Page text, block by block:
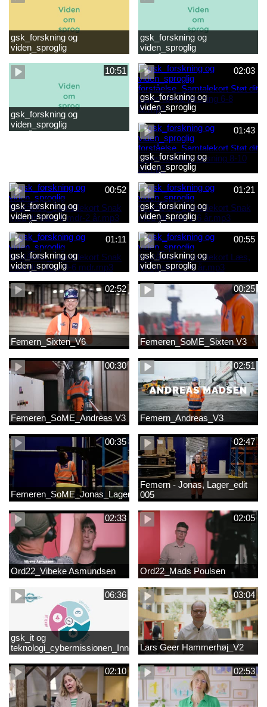
gsk_forskning og
viden_sproglig
forståelse_Snak med dit barn
2-6 år.mp4
gsk_forskning og
viden_sproglig
forståelse_Snak med din
baby 0-6 mdr.mp4
10:51
gsk_forskning og
viden_sproglig
forståelse_Barnets sproglige
02:03
gsk_forskning og
viden_sproglig
forståelse_Samtalekort Støt
dit barns første læsning 6-8
år.mp3
01:43
gsk_forskning og
viden_sproglig
forståelse_Samtalekort Støt
dit barns fortsatte læsning 8-
10 år.mp3
00:52
gsk_forskning og
viden_sproglig
forståelse_Samtalekort Snak
med dit barn 6 mdr-2 år.mp3
01:21
gsk_forskning og
viden_sproglig
forståelse_Samtalekort Snak
med dit barn 2-6 år.mp3
01:11
gsk_forskning og
viden_sproglig
forståelse_Samtalekort Snak
med din baby 0-6 mdr.mp3
00:55
gsk_forskning og
viden_sproglig
forståelse_Samtalekort Læs,
lyt og skriv 3-6 år.mp3
02:52
Femern_Sixten_V6
00:25
Femeren_SoME_Sixten V3
00:30
Femeren_SoME_Andreas V3
02:51
Femern_Andreas_V3
00:35
Femeren_SoME_Jonas_Lager
02:47
Femern - Jonas, Lager_edit
005
02:33
Ord22_Vibeke Asmundsen
02:05
Ord22_Mads Poulsen
06:36
gsk_it og
teknologi_cybermissionen_Innovationscirklen
03:04
Lars Geer Hammerhøj_V2
02:10 02:53